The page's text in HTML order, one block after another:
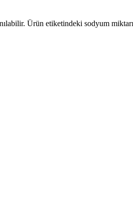
Ürün etiketindeki sodyum